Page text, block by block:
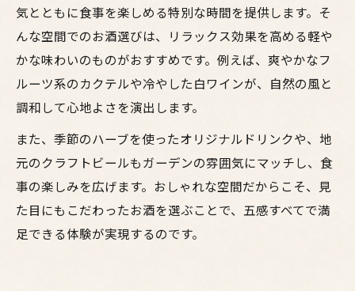
気とともに食事を楽しめる特別な時間を提供します。そ
んな空間でのお酒選びは、リラックス効果を高める軽や
かな味わいのものがおすすめです。例えば、爽やかなフ
ルーツ系のカクテルや冷やした白ワインが、自然の風と
調和して心地よさを演出します。
また、季節のハーブを使ったオリジナルドリンクや、地
元のクラフトビールもガーデンの雰囲気にマッチし、食
事の楽しみを広げます。おしゃれな空間だからこそ、見
た目にもこだわったお酒を選ぶことで、五感すべてで満
足できる体験が実現するのです。